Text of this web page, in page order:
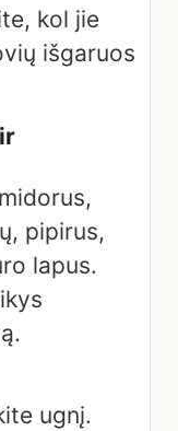
kol jie
išgaruos
pipirus,
lapus.
ugnį.